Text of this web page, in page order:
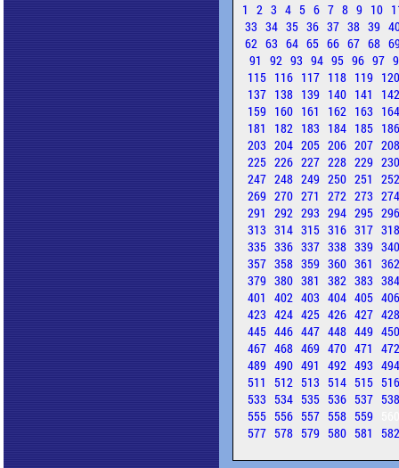
1 2 3 4 5 6 7 8 9 10
33 34 35 36 37 38 39
62 63 64 65 66 67 68
91 92 93 94 95 96 97
115 116 117 118 119
137 138 139 140 141
159 160 161 162 163
181
182 183 184 185
203 204 205 206 207
225 226 227 228 229
247 248 249 250 251
269 270 271 272 273
291 292 293 294 295
313 314 315 316 317
335 336 337 338 339
357 358 359 360 361
379 380 381 382 383
401 402 403 404 405
423 424 425 426 427
445 446 447 448 449
467 468 469 470 471
489 490 491 492 493
511 512 513 514 515
533 534 535 536 537
555 556 557 558 559
577 578 579 580 581